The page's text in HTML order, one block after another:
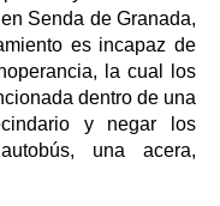
Senda de Granada,
es incapaz de
la cual los
dentro de una
y negar los
una acera,